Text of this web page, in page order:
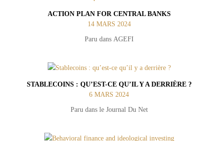
ACTION PLAN FOR CENTRAL BANKS
14 MARS 2024
Paru dans AGEFI
STABLECOINS : QU’EST-CE QU’IL Y A DERRIÈRE ?
6 MARS 2024
Paru dans le Journal Du Net